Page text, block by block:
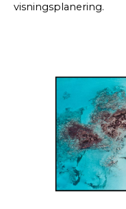
visningsplanering.